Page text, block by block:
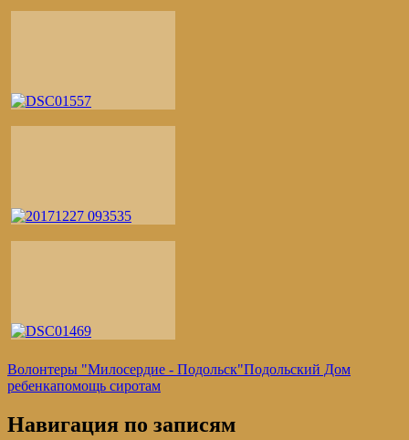
Волонтеры "Милосердие - Подольск"Подольский Дом
ребенкапомощь сиротам
Навигация по записям